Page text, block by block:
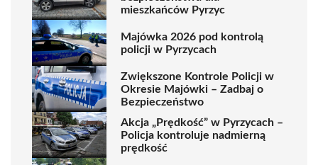
mieszkańców Pyrzyc
Majówka 2026 pod kontrolą
policji w Pyrzycach
Zwiększone Kontrole Policji w
Okresie Majówki – Zadbaj o
Bezpieczeństwo
Akcja „Prędkość” w Pyrzycach –
Policja kontroluje nadmierną
prędkość